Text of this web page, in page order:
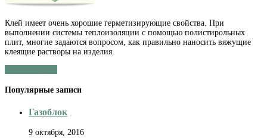
Клей имеет очень хорошие герметизирующие свойства. При
выполнении системы теплоизоляции с помощью полистирольных
плит, многие задаются вопросом, как правильно наносить вяжущие
клеящие растворы на изделия.
Популярные записи
Газоблок
9 октября, 2016